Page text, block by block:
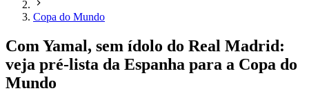
Copa do Mundo
Com Yamal, sem ídolo do Real Madrid:
veja pré-lista da Espanha para a Copa do
Mundo